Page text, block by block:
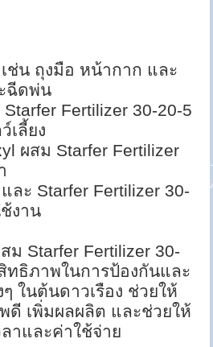
ช่น ถุงมือ หน้ากาก และ
ฉีดพ่น
Fertilizer 30-20-5
เลี้ยง
ผสม Starfer Fertilizer
ละ Starfer Fertilizer 30-
งาน
ม Starfer Fertilizer 30-
ทธิภาพในการป้องกันและ
ในต้นดาวเรือง ช่วยให้
ดี เพิ่มผลผลิต และช่วยให้
าและค่าใช้จ่าย